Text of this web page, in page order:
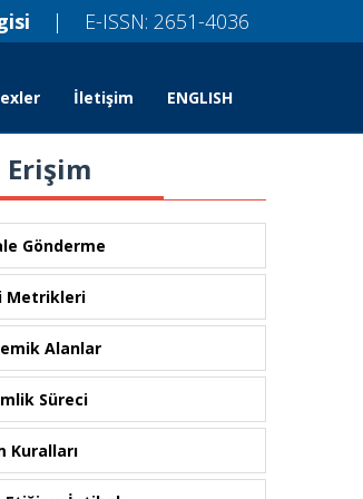
| E-ISSN: 2651-4036
İletişim ENGLISH
Erişim
Gönderme
Metrikleri
Alanlar
Süreci
Kuralları